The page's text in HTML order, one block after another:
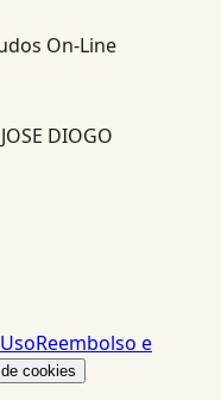
On-Line
DIOGO
Reembolso e
cookies